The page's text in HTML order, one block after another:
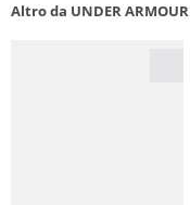
Altro da UNDER ARMOUR